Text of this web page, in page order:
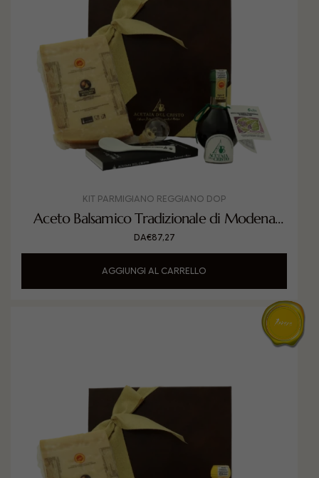
KIT PARMIGIANO REGGIANO DOP
Aceto Balsamico Tradizionale di Modena
DOP invecchiato in Gelso con Parmigiano
Reggiano DOP
DA€87,27
AGGIUNGI AL CARRELLO